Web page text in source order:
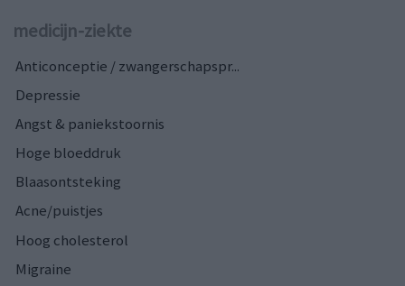
medicijn-ziekte
Anticonceptie / zwangerschapspr...
Depressie
Angst & paniekstoornis
Hoge bloeddruk
Blaasontsteking
Acne/puistjes
Hoog cholesterol
Migraine